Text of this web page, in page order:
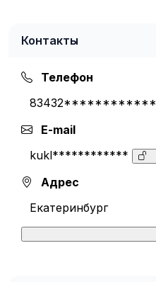
Контакты
Телефон
83432************
E-mail
kukl************
Адрес
Екатеринбург